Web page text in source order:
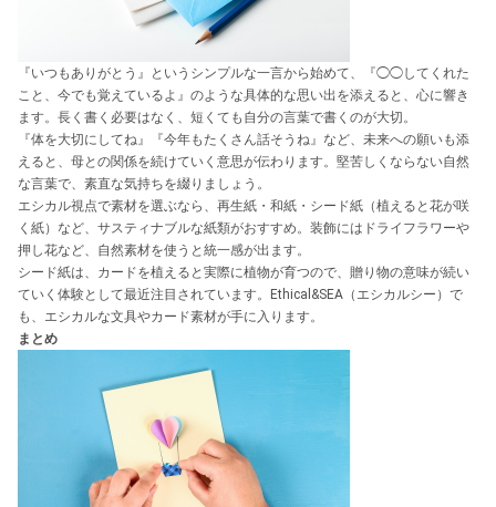
『いつもありがとう』というシンプルな一言から始めて、『◯◯してくれた
こと、今でも覚えているよ』のような具体的な思い出を添えると、心に響き
ます。長く書く必要はなく、短くても自分の言葉で書くのが大切。
『体を大切にしてね』『今年もたくさん話そうね』など、未来への願いも添
えると、母との関係を続けていく意思が伝わります。堅苦しくならない自然
な言葉で、素直な気持ちを綴りましょう。
エシカル視点で素材を選ぶなら、再生紙・和紙・シード紙（植えると花が咲
く紙）など、サスティナブルな紙類がおすすめ。装飾にはドライフラワーや
押し花など、自然素材を使うと統一感が出ます。
シード紙は、カードを植えると実際に植物が育つので、贈り物の意味が続い
ていく体験として最近注目されています。Ethical&SEA（エシカルシー）で
も、エシカルな文具やカード素材が手に入ります。
まとめ